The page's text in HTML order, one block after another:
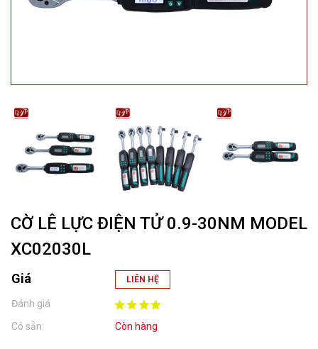
CỜ LÊ LỰC ĐIỆN TỬ 0.9-30NM MODEL
XC02030L
Giá LIÊN HỆ
Đánh giá
Có sẵn:
Còn hàng